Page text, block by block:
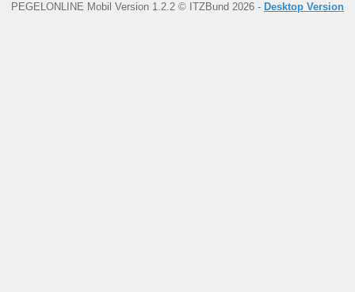
PEGELONLINE Mobil Version 1.2.2 © ITZBund 2026 - Desktop Version